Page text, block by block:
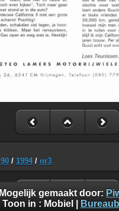
90 / 1994/ nr3
Mogelijk gemaakt door:
Toon in : Mobiel